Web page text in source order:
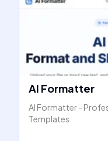
AI Formatter
AI Formatter -
Templates